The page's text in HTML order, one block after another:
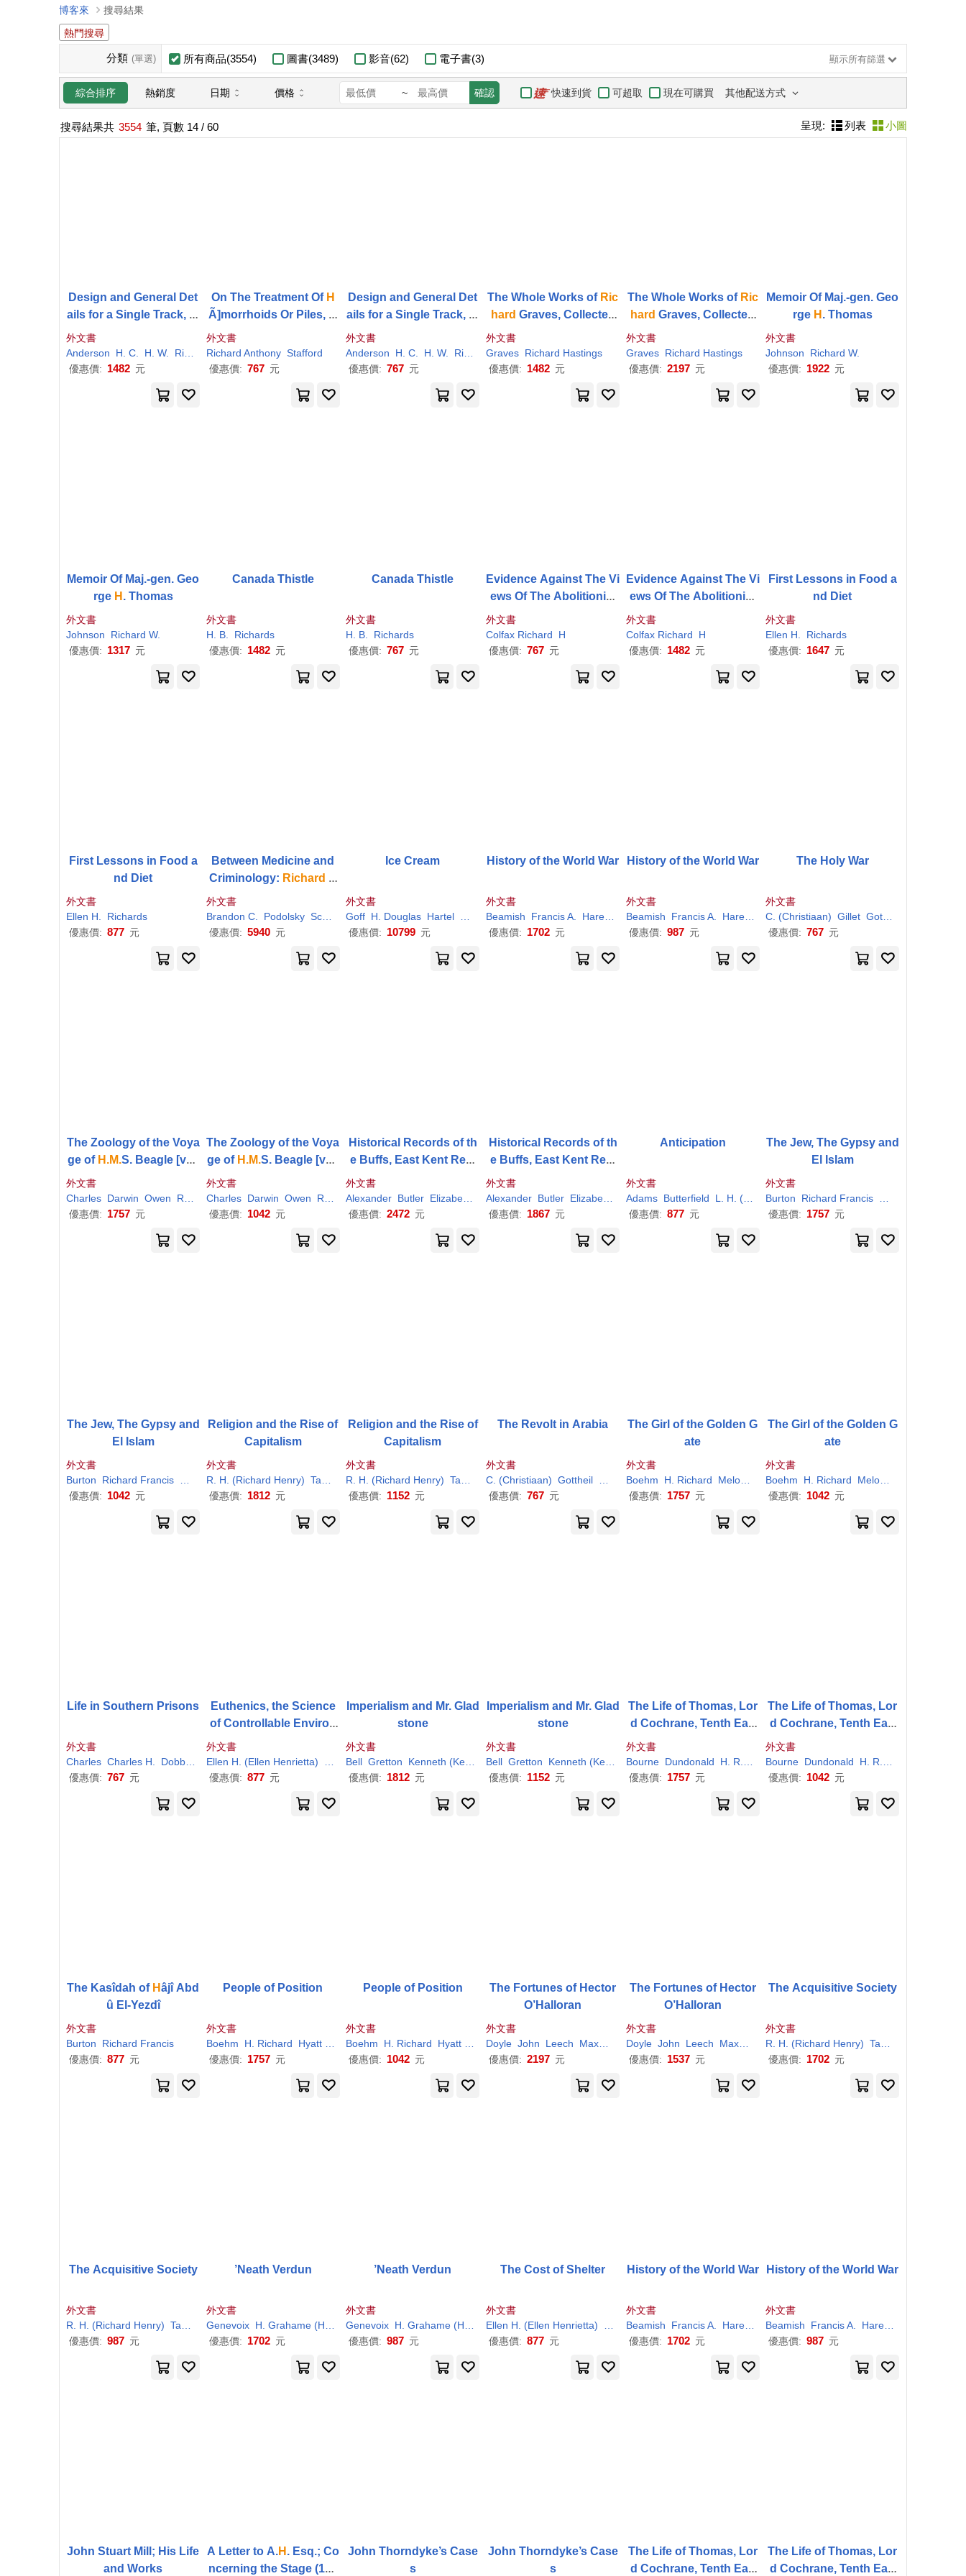
博客來
搜尋結果
熱門搜尋
分類 (單選) 所有商品(3554) 圖書(3489) 影音(62) 電子書(3) 顯示所有篩選
綜合排序 熱銷度 日期 價格 ~ 確認 快速到貨 可超取 現在可購買 其他配送方式
搜尋結果共 3554 筆, 頁數 14 / 60 呈現: 列表 小圖
Design and General Det
ails for a Single Track, Si
ngle Leaf, Trunnion Bas
cule Bridge
外文書
Anderson
H . C. H . W. Richards Schlinz T. E.
優惠價: 1482 元
On The Treatment Of H
Ã]morrhoids Or Piles, A
外文書
Richard Anthony Stafford
優惠價: 767 元
Design and General Det
ails for a Single Track, Si
ngle Leaf, Trunnion Bas
cule Bridge
外文書
Anderson
H . C. H . W. Richards Schlinz T. E.
優惠價: 767 元
The Whole Works of Ric
hard Graves, Collected
by His Son, R.
外文書
Graves Richard Hastings
優惠價: 1482 元
The Whole Works of Ric
hard Graves, Collected
by His Son, R.
外文書
Graves Richard Hastings
優惠價: 2197 元
Memoir Of Maj.-gen. Geo
rge H . Thomas
外文書
Johnson
Richard W.
優惠價: 1922 元
Memoir Of Maj.-gen. Geo
rge H . Thomas
外文書
Johnson
Richard W.
優惠價: 1317 元
Canada Thistle
外文書
H . B.
Richards
優惠價: 1482 元
Canada Thistle
外文書
H . B.
Richards
優惠價: 767 元
Evidence Against The Vi
ews Of The Abolitionist
外文書
Colfax Richard
H
優惠價: 767 元
Evidence Against The Vi
ews Of The Abolitionist
外文書
Colfax Richard
H
優惠價: 1482 元
First Lessons in Food a
nd Diet
外文書
Ellen H
Richards
優惠價: 1647 元
First Lessons in Food a
nd Diet
外文書
Ellen H
Richards
優惠價: 877 元
Between Medicine and
Criminology: Richard C
abot and the Making of t
he Cambridge-Somervill
e Youth Study
外文書
Brandon C.
Podolsky Scott . Steven N. Welsh Zane
優惠價: 5940 元
Ice Cream
外文書
Goff H . Douglas Hartel Rankin RichardW. Scott A.
優惠價: 10799 元
History of the World War
外文書
Beamish
Francis A. Hare JamesH. Jr. March Richard RichardJoseph)
優惠價: 1702 元
History of the World War
外文書
Beamish
Francis A. Hare JamesH. Jr. March Richard
優惠價: 987 元
The Holy War
外文書
C. (Christiaan) Gillet Gottheil
優惠價: 767 元
The Zoology of the Voya
ge of H.M.S. Beagle [vol.
外文書
Charles Darwin Owen
Richard
優惠價: 1757 元
The Zoology of the Voya
ge of H.M.S. Beagle [vol.
外文書
Charles Darwin Owen
Richard
優惠價: 1042 元
Historical Records of th
e Buffs, East Kent Regi
ment (3rd Foot)
外文書
Alexander Butler Elizabeth (Elizabeth Southerden Herbert Moody R. S.H. (Richard
Stanley Hawks)
優惠價: 2472 元
Historical Records of th
e Buffs, East Kent Regi
ment (3rd Foot)
外文書
Alexander Butler Elizabeth (Elizabeth Southerden Herbert Moody R. S.H. (Richard
優惠價: 1867 元
Anticipation
外文書
Adams Butterfield L. H . (Lyman Henry) Randolph Greenfield
優惠價: 877 元
The Jew, The Gypsy and
El Islam
外文書
Burton
Richard Francis
優惠價: 1757 元
The Jew, The Gypsy and
El Islam
外文書
Burton
Richard Francis . (William Henry) Wilkins
優惠價: 1042 元
Religion and the Rise of
Capitalism
外文書
R. H . (Richard Henry) Tawney
優惠價: 1812 元
Religion and the Rise of
Capitalism
外文書
R. H . (Richard Henry) Tawney
優惠價: 1152 元
The Revolt in Arabia
外文書
C. (Christiaan) Gottheil RichardJ.H. ( RichardJame Snouck Hurgronje
優惠價: 767 元
The Girl of the Golden G
ate
外文書
Boehm
H Richard Meloney
William Brown
優惠價: 1757 元
The Girl of the Golden G
ate
外文書
Boehm
H Richard Meloney
優惠價: 1042 元
Life in Southern Prisons
外文書
Charles Charles H Dobbins Richard Smedley Stubbs
優惠價: 767 元
Euthenics, the Science
of Controllable Environ
外文書
Ellen H . (Ellen Henrietta)
Richards
優惠價: 877 元
Imperialism and Mr. Glad
stone
外文書
Bell Gretton Kenneth (Kenneth Norman) R.H. (RichardHenry) S. E. (Samuel Edward)
Winbolt
優惠價: 1812 元
Imperialism and Mr. Glad
stone
外文書
Bell Gretton Kenneth (Kenneth Norman) R.H. (Richard Henry) S. E. (Samuel Edward)
優惠價: 1152 元
The Life of Thomas, Lor
d Cochrane, Tenth Earl
of Dundonald, Vol. II
外文書
Bourne Dundonald H . R. Fox (Henry RichardFox)
Thomas Barnes
優惠價: 1757 元
The Life of Thomas, Lor
d Cochrane, Tenth Earl
of Dundonald, Vol. II
外文書
Bourne Dundonald H . R. Fox (Henry
優惠價: 1042 元
The Kasîdah of Hâjî Abd
û El-Yezdî
外文書
Burton
Richard Francis
優惠價: 877 元
People of Position
外文書
Boehm
H Richard Hyatt
Stanley Portal
優惠價: 1757 元
People of Position
外文書
Boehm
H Richard Hyatt
Stanley Portal
優惠價: 1042 元
The Fortunes of Hector
O’Halloran
外文書
Doyle John Leech Maxwell Richard W.H
. (William Hamilton)
優惠價: 2197 元
The Fortunes of Hector
O’Halloran
外文書
Doyle John Leech Maxwell Richard W.H. (William Hamilton)
優惠價: 1537 元
The Acquisitive Society
外文書
R. H . (Richard Henry) Tawney
優惠價: 1702 元
The Acquisitive Society
外文書
R. H . (Richard Henry) Tawney
優惠價: 987 元
’Neath Verdun
外文書
Genevoix H . Grahame (Harold Grahame) Maurice Richards
優惠價: 1702 元
’Neath Verdun
外文書
Genevoix H . Grahame (Harold Grahame) Maurice Richards
優惠價: 987 元
The Cost of Shelter
外文書
Ellen H . (Ellen Henrietta)
Richards
優惠價: 877 元
History of the World War
外文書
Beamish
Francis A. Hare JamesH. Jr. March Richard
優惠價: 1702 元
History of the World War
外文書
Beamish
Francis A. Hare
優惠價: 987 元
John Stuart Mill; His Life
and Works
A Letter to A.H . Esq.; Co
ncerning the Stage (169
John Thorndyke’s Case
s
John Thorndyke’s Case
s
The Life of Thomas, Lor
d Cochrane, Tenth Earl
The Life of Thomas, Lor
d Cochrane, Tenth Earl